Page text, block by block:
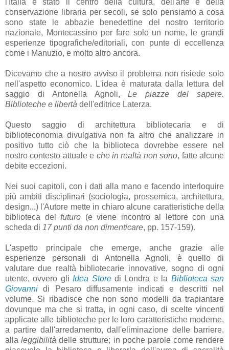
conservazione libraria per secoli, se solo pensiamo a cosa
sono state le abbazie benedettine del nostro territorio
nazionale, Montecassino per fare solo un nome, le grandi
esperienze tipografiche/editoriali, con punte di eccellenza
come i Manuzio, e molto altro ancora.
Dicevamo che a nostro avviso il problema non risiede solo
nell'aspetto economico. L'idea è maturata dalla lettura del
saggio di Antonella Agnoli,Le piazze del sapere.
Biblioteche e libertà dell'editrice Laterza.
Questo saggio di architettura bibliotecaria e di
biblioteconomia divulgativa non fa altro che analizzare in
positivo tutto ciò che la biblioteca dovrebbe essere nel
nostro contesto attuale e che in realtà non sono, fatte alcune
debite eccezioni.
Nei suoi capitoli, con i dati alla mano e facendo interloquire
più ambiti disciplinari (sociologia, prossemica, architettura,
design...) l'Autore mette in chiaro alcune caratteristiche della
biblioteca delfuturo (e viene incontro al lettore con una
scheda di 17 punti da non dimenticare, pp. 157-159).
L'aspetto principale che emerge, anche grazie alle
esperienze personali di Antonella Agnoli, è quello di
valutare due realtà bibliotecarie innovative, sogno di ogni
utente, ovvero gli Idea Storedi Londra e la Biblioteca san
Giovanni di Pesaro diffusamente indicati e descritti nel
volume. Si ribadisce che non sono modelli da trapiantare
dovunque ma che si tratta, in ogni caso, di scelte vincenti
applicate alle biblioteche per le loro caratteristiche moderne,
a partire dall'arredamento, dall'eliminazione delle barriere,
allaleggibilità delle strutture; in poche parole come rendere